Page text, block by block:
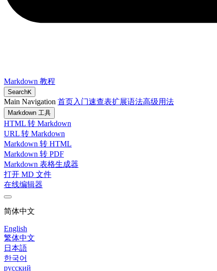
Markdown 教程
SearchK
Main Navigation 首页入门速查表扩展语法高级用法
Markdown 工具
HTML 转 Markdown
URL 转 Markdown
Markdown 转 HTML
Markdown 转 PDF
Markdown 表格生成器
打开 MD 文件
在线编辑器
简体中文
English
繁体中文
日本語
한국어
русский